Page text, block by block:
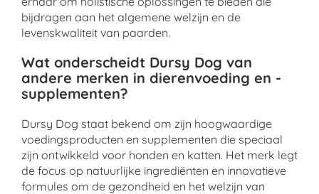
bijdragen aan het algemene welzijn en de
levenskwaliteit van paarden.
Wat onderscheidt Dursy Dog van
andere merken in dierenvoeding en -
supplementen?
Dursy Dog staat bekend om zijn hoogwaardige
voedingsproducten en supplementen die speciaal
zijn ontwikkeld voor honden en katten. Het merk legt
de focus op natuurlijke ingrediënten en innovatieve
formules om de gezondheid en het welzijn van